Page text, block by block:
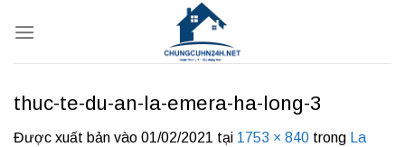
qua
thuc-te-du-an-la-emera-ha-long-3
Được xuất bản vào 01/02/2021 tại 1753 × 840 trong
La